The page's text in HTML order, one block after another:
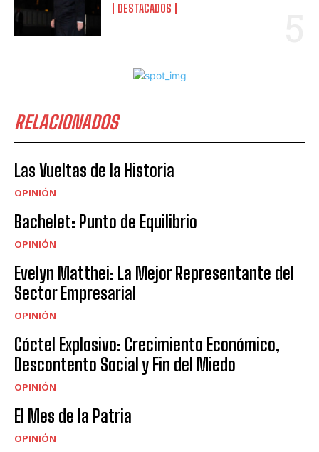
DESTACADOS
RELACIONADOS
Las Vueltas de la Historia
OPINIÓN
Bachelet: Punto de Equilibrio
OPINIÓN
Evelyn Matthei: La Mejor Representante del
Sector Empresarial
OPINIÓN
Cóctel Explosivo: Crecimiento Económico,
Descontento Social y Fin del Miedo
OPINIÓN
El Mes de la Patria
OPINIÓN